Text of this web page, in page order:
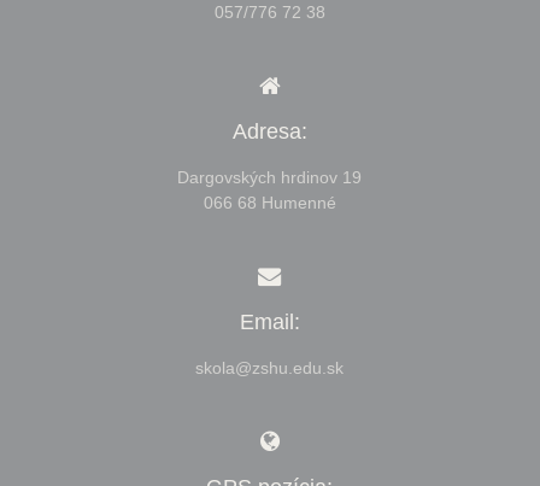
057/776 72 38
Adresa:
Dargovských hrdinov 19
066 68 Humenné
Email:
skola@zshu.edu.sk